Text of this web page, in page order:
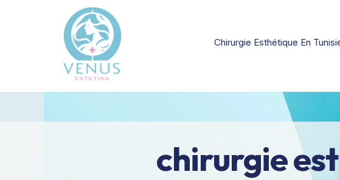
Chirurgie Esthétique En
chirurgie